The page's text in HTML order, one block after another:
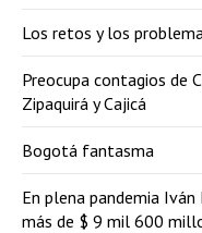
Los retos y los
Preocupa contagios de
Zipaquirá y Cajicá
Bogotá fantasma
En plena pandemia
más de $ 9 mil 600